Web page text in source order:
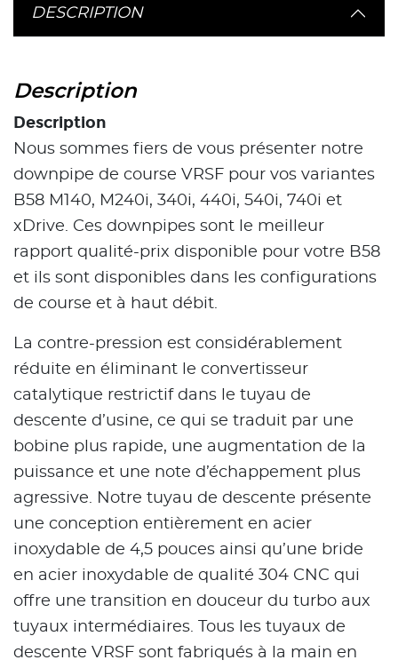
DESCRIPTION
Description
Description
Nous sommes fiers de vous présenter notre
downpipe de course VRSF pour vos variantes
B58 M140, M240i, 340i, 440i, 540i, 740i et
xDrive. Ces downpipes sont le meilleur
rapport qualité-prix disponible pour votre B58
et ils sont disponibles dans les configurations
de course et à haut débit.
La contre-pression est considérablement
réduite en éliminant le convertisseur
catalytique restrictif dans le tuyau de
descente d’usine, ce qui se traduit par une
bobine plus rapide, une augmentation de la
puissance et une note d’échappement plus
agressive. Notre tuyau de descente présente
une conception entièrement en acier
inoxydable de 4,5 pouces ainsi qu’une bride
en acier inoxydable de qualité 304 CNC qui
offre une transition en douceur du turbo aux
tuyaux intermédiaires. Tous les tuyaux de
descente VRSF sont fabriqués à la main en